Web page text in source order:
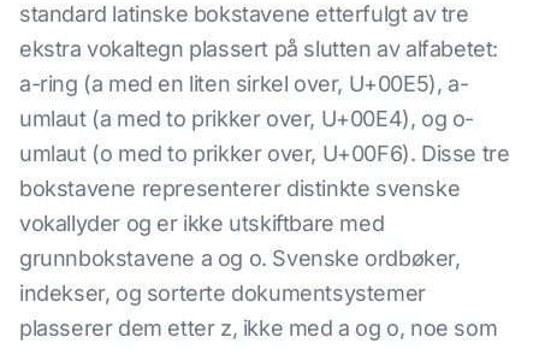
standard latinske bokstavene etterfulgt av tre
ekstra vokaltegn plassert på slutten av alfabetet:
a-ring (a med en liten sirkel over, U+00E5), a-
umlaut (a med to prikker over, U+00E4), og o-
umlaut (o med to prikker over, U+00F6). Disse tre
bokstavene representerer distinkte svenske
vokallyder og er ikke utskiftbare med
grunnbokstavene a og o. Svenske ordbøker,
indekser, og sorterte dokumentsystemer
plasserer dem etter z, ikke med a og o, noe som